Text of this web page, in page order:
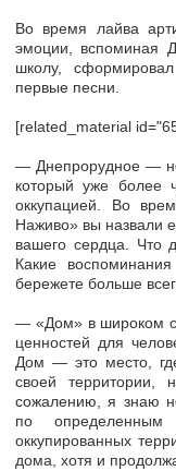
Во время лайва
эмоции, вспоминая
школу,
первые песни.
[related_material
— Днепрорудное —
который уже более
оккупацией. Во
Наживо» вы назвали
вашего сердца. Что
Какие
бережете больше
— «Дом» в широком
ценностей для
Дом — это место,
своей территории,
сожалению, я знаю
по
оккупированных
дома, хотя и